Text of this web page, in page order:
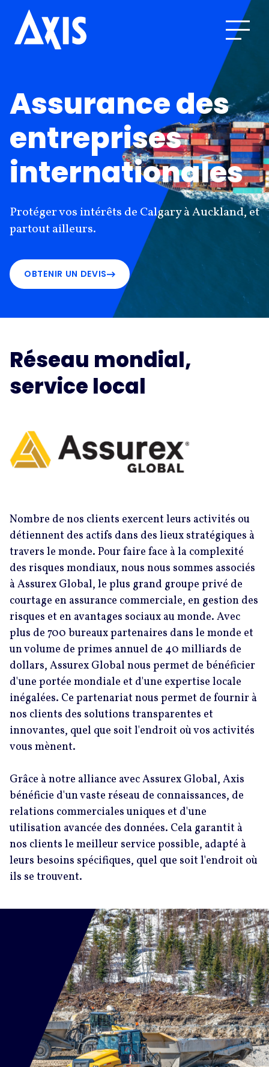
Assurance des
entreprises
internationales
Protéger vos intérêts de Calgary à Auckland, et
partout ailleurs.
OBTENIR UN DEVIS
Réseau mondial,
service local
Nombre de nos clients exercent leurs activités ou
détiennent des actifs dans des lieux stratégiques à
travers le monde. Pour faire face à la complexité
des risques mondiaux, nous nous sommes associés
à Assurex Global, le plus grand groupe privé de
courtage en assurance commerciale, en gestion des
risques et en avantages sociaux au monde. Avec
plus de 700 bureaux partenaires dans le monde et
un volume de primes annuel de 40 milliards de
dollars, Assurex Global nous permet de bénéficier
d'une portée mondiale et d'une expertise locale
inégalées. Ce partenariat nous permet de fournir à
nos clients des solutions transparentes et
innovantes, quel que soit l'endroit où vos activités
vous mènent.
Grâce à notre alliance avec Assurex Global, Axis
bénéficie d'un vaste réseau de connaissances, de
relations commerciales uniques et d'une
utilisation avancée des données. Cela garantit à
nos clients le meilleur service possible, adapté à
leurs besoins spécifiques, quel que soit l'endroit où
ils se trouvent.